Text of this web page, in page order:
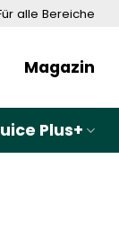
alle Bereiche
Magazin
Plus+